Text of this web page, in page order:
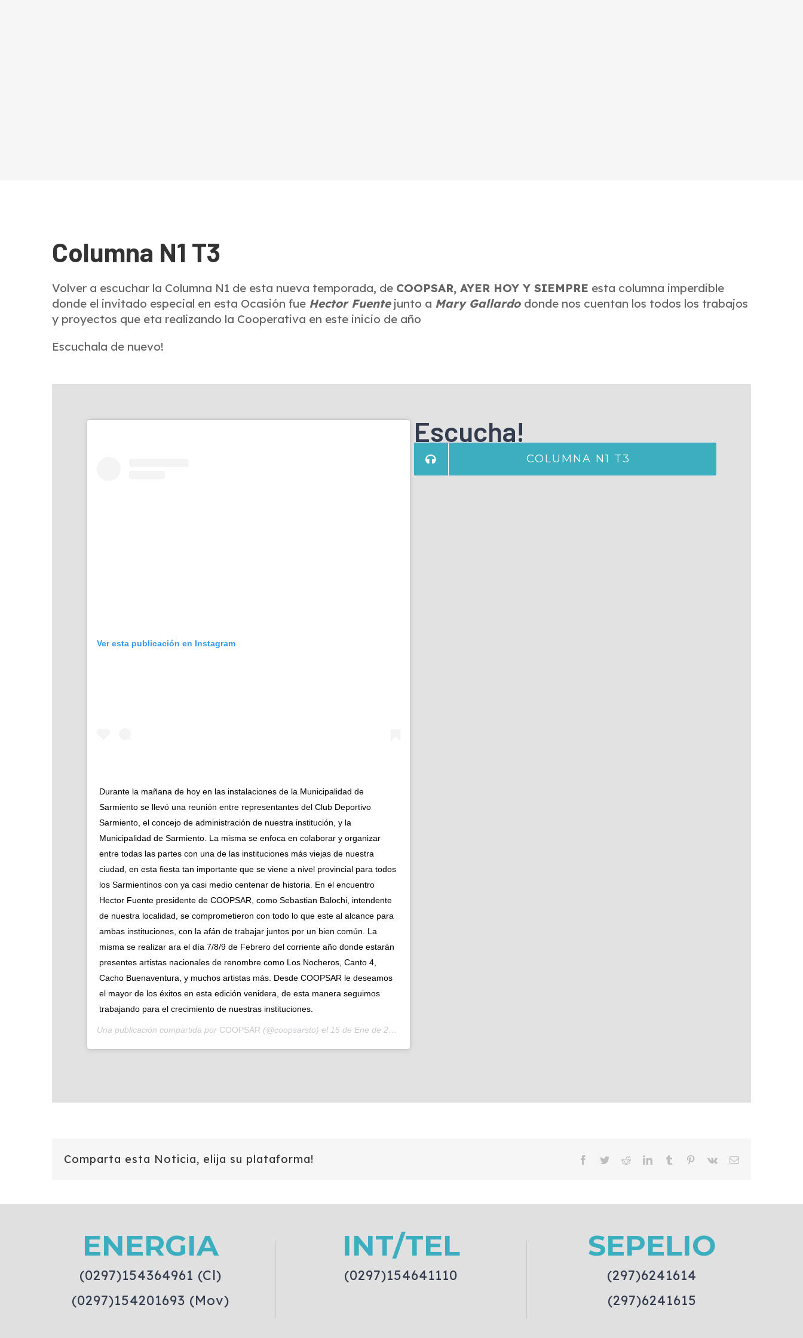
Columna N1 T3
Volver a escuchar la Columna N1 de esta nueva temporada, de COOPSAR, AYER HOY Y SIEMPRE esta columna imperdible
donde el invitado especial en esta Ocasión fue Hector Fuentejunto a Mary Gallardo donde nos cuentan los todos los trabajos
y proyectos que eta realizando la Cooperativa en este inicio de año
Escuchala de nuevo!
Ver esta publicación en Instagram
Durante la mañana de hoy en las instalaciones de la Municipalidad de
Sarmiento se llevó una reunión entre representantes del Club Deportivo
Sarmiento, el concejo de administración de nuestra institución, y la
Municipalidad de Sarmiento. La misma se enfoca en colaborar y organizar
entre todas las partes con una de las instituciones más viejas de nuestra
ciudad, en esta fiesta tan importante que se viene a nivel provincial para todos
los Sarmientinos con ya casi medio centenar de historia. En el encuentro
Hector Fuente presidente de COOPSAR, como Sebastian Balochi, intendente
de nuestra localidad, se comprometieron con todo lo que este al alcance para
ambas instituciones, con la afán de trabajar juntos por un bien común. La
misma se realizar ara el día 7/8/9 de Febrero del corriente año donde estarán
presentes artistas nacionales de renombre como Los Nocheros, Canto 4,
Cacho Buenaventura, y muchos artistas más. Desde COOPSAR le deseamos
el mayor de los éxitos en esta edición venidera, de esta manera seguimos
trabajando para el crecimiento de nuestras instituciones.
Una publicación compartida por COOPSAR (@coopsarsto) el 15 de Ene de 2020 a las 5:28 PST
Escucha!
COLUMNA N1 T3
Comparta esta Noticia, elija su plataforma! Facebook
TwitterRedditLinkedInTumblr Pinterest
Vk Email
ENERGIA
(0297)154364961 (Cl)
(0297)154201693 (Mov)
INT/TEL
(0297)154641110
SEPELIO
(297)6241614
(297)6241615